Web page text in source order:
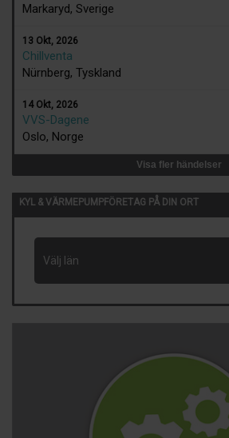
Markaryd, Sverige
13 Okt, 2026
Chillventa
Nürnberg, Tyskland
14 Okt, 2026
VVS-Dagene
Oslo, Norge
Visa fler händelser
KYL & VÄRMEPUMPFÖRETAG PÅ DIN ORT